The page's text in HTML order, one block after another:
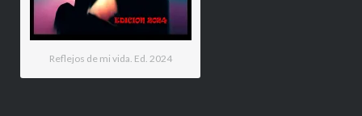
Reflejos de mi vida. Ed. 2024